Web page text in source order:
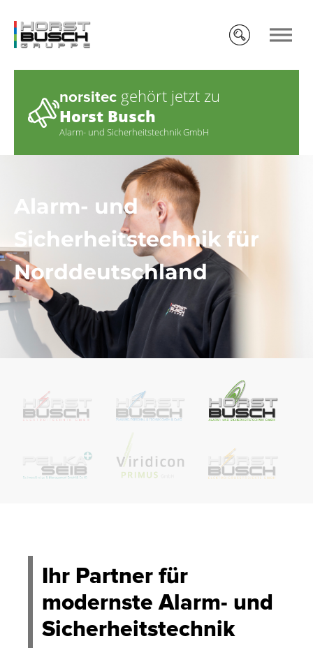
norsitec gehört jetzt zu
Horst Busch
Alarm- und Sicherheitstechnik GmbH
Alarm- und
Sicherheitstechnik für
Norddeutschland
Ihr Partner für
modernste Alarm- und
Sicherheitstechnik